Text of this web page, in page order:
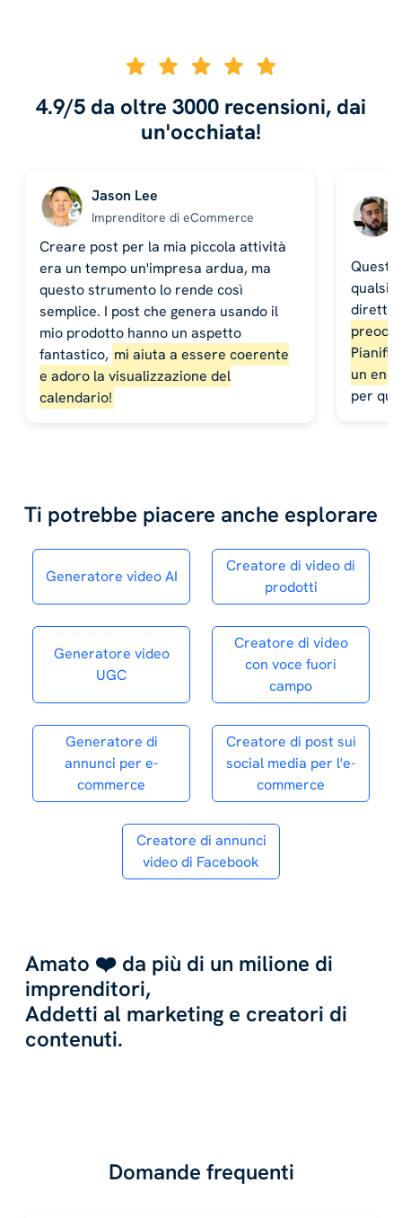
4.9/5 da oltre 3000 recensioni, dai
un'occhiata!
Jason Lee
Imprenditore di eCommerce
Creare post per la mia piccola attività
era un tempo un'impresa ardua, ma
questo strumento lo rende così
semplice. I post che genera usando il
mio prodotto hanno un aspetto
fantastico, mi aiuta a essere coerente
e adoro la visualizzazione del
calendario!
Questa
un
per
Ti potrebbe piacere anche esplorare
Generatore video AI
Creatore di video di
prodotti
Generatore video
UGC
Creatore di video
con voce fuori
campo
Generatore di
annunci per e-
commerce
Creatore di post sui
social media per l'e-
commerce
Creatore di annunci
video di Facebook
Amato ❤️ da più di un milione di
imprenditori,
Addetti al marketing e creatori di
contenuti.
Domande frequenti